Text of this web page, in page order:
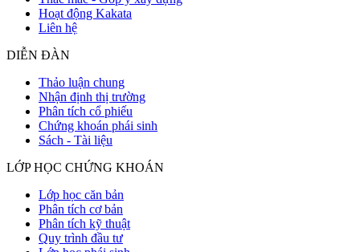
Hoạt động Kakata
Liên hệ
DIỄN ĐÀN
Thảo luận chung
Nhận định thị trường
Phân tích cổ phiếu
Chứng khoán phái sinh
Sách - Tài liệu
LỚP HỌC CHỨNG KHOÁN
Lớp học căn bản
Phân tích cơ bản
Phân tích kỹ thuật
Quy trình đầu tư